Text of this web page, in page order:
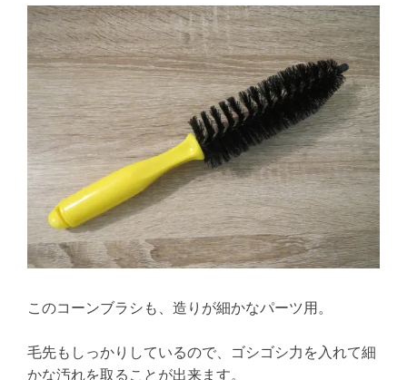
このコーンブラシも、造りが細かなパーツ用。
毛先もしっかりしているので、ゴシゴシ力を入れて細
かな汚れを取ることが出来ます。